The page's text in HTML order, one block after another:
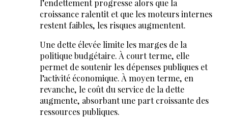
l’endettement progresse alors que la
croissance ralentit et que les moteurs internes
restent faibles, les risques augmentent.
Une dette élevée limite les marges de la
politique budgétaire. À court terme, elle
permet de soutenir les dépenses publiques et
l’activité économique. À moyen terme, en
revanche, le coût du service de la dette
augmente, absorbant une part croissante des
ressources publiques.